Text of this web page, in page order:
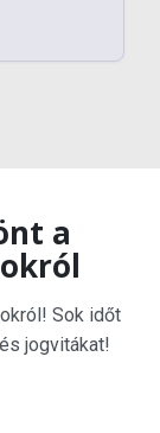
a
Sok időt
jogvitákat!